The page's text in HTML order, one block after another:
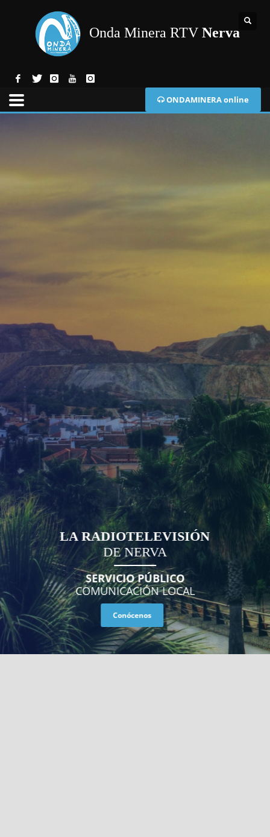
Onda Minera RTV Nerva
ONDAMINERA online
COMPROMETIDOS
DESDE 1984